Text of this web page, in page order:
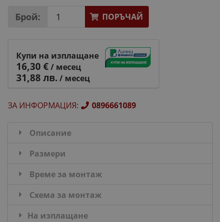
Брой: ПОРЪЧАЙ
Купи на изплащане
16,30 €/ месец
31,88 лв./ месец
ЗА ИНФОРМАЦИЯ: 0896661089
Описание
Размери
Време за монтаж
Схема за монтаж
На изплащане